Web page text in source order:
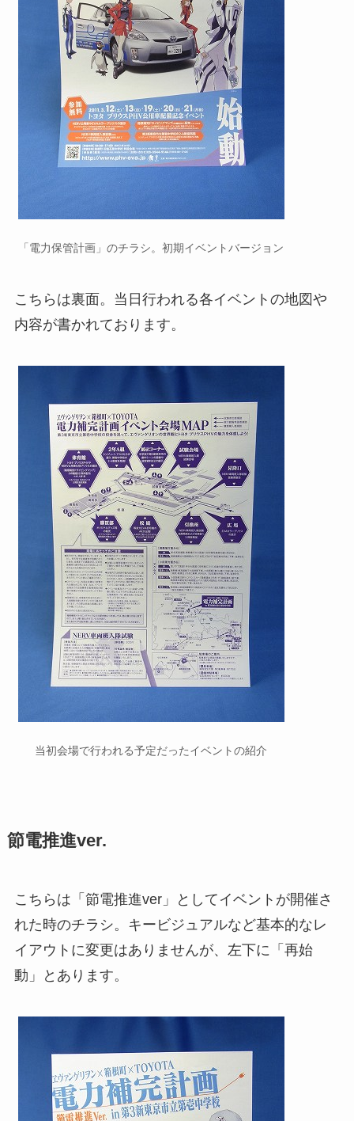
「電力保管計画」のチラシ。初期イベントバージョン
こちらは裏面。当日行われる各イベントの地図や
内容が書かれております。
当初会場で行われる予定だったイベントの紹介
節電推進ver.
こちらは「節電推進ver」としてイベントが開催さ
れた時のチラシ。キービジュアルなど基本的なレ
イアウトに変更はありませんが、左下に「再始
動」とあります。